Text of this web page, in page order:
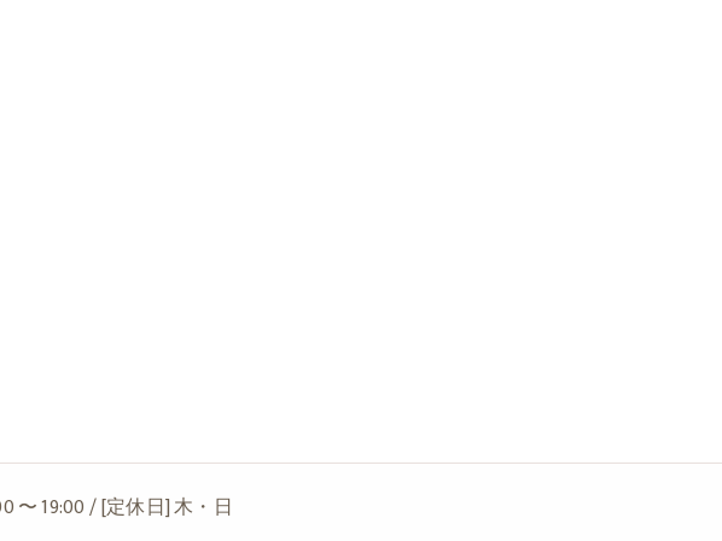
〜 19:00 / [定休日] 木・日